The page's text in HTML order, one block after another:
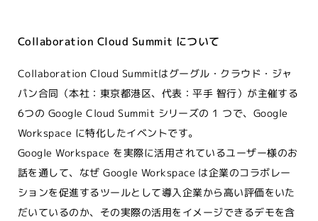
Collaboration Cloud Summit について
Collaboration Cloud Summitはグーグル・クラウド・ジャ
パン合同（本社：東京都港区、代表：平手 智行）が主催する
6つの Google Cloud Summit シリーズの 1 つで、Google
Workspace に特化したイベントです。
Google Workspace を実際に活用されているユーザー様のお
話を通して、なぜ Google Workspace は企業のコラボレー
ションを促進するツールとして導入企業から高い評価をいた
だいているのか、その実際の活用をイメージできるデモを含